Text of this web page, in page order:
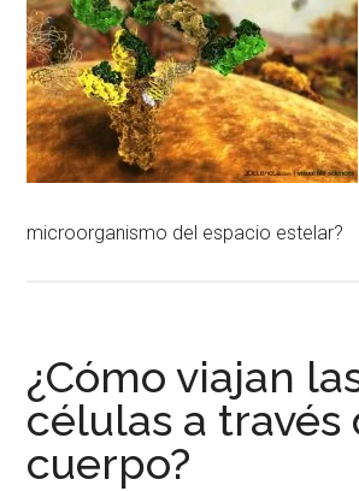
microorganismo del espacio estelar?
¿Cómo viajan
células a través
cuerpo?